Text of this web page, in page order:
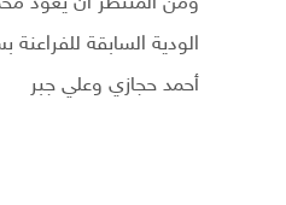
الودية السابقة
أحمد حجازي وعلي جبر